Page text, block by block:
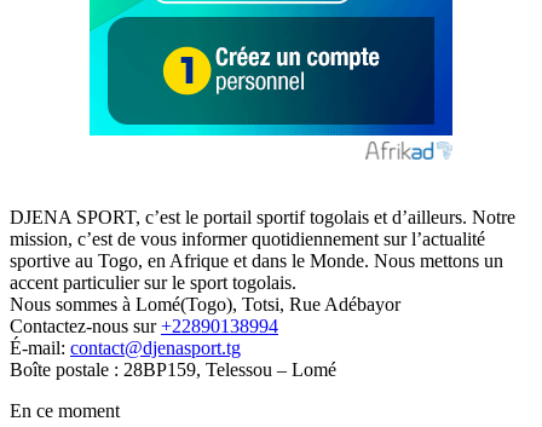
DJENA SPORT, c’est le portail sportif togolais et d’ailleurs. Notre
mission, c’est de vous informer quotidiennement sur l’actualité
sportive au Togo, en Afrique et dans le Monde. Nous mettons un
accent particulier sur le sport togolais.
Nous sommes à Lomé(Togo), Totsi, Rue Adébayor
Contactez-nous sur+22890138994
É-mail: contact@djenasport.tg
Boîte postale : 28BP159, Telessou – Lomé
En ce moment